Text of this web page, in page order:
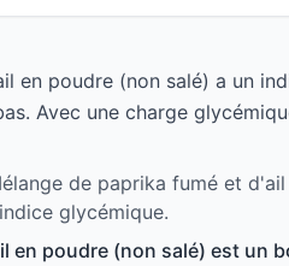
en poudre (non salé) a un
Avec une charge
de paprika fumé et
glycémique.
en poudre (non salé) est un